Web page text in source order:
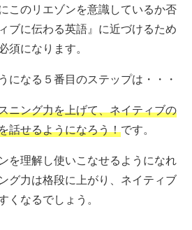
このリエゾンを意識しているか否
ブに伝わる英語』に近づけるため
須になります。
になる５番目のステップは・・・
ニング力を上げて、ネイティブの
話せるようになろう！です。
を理解し使いこなせるようになれ
グ力は格段に上がり、ネイティブ
くなるでしょう。